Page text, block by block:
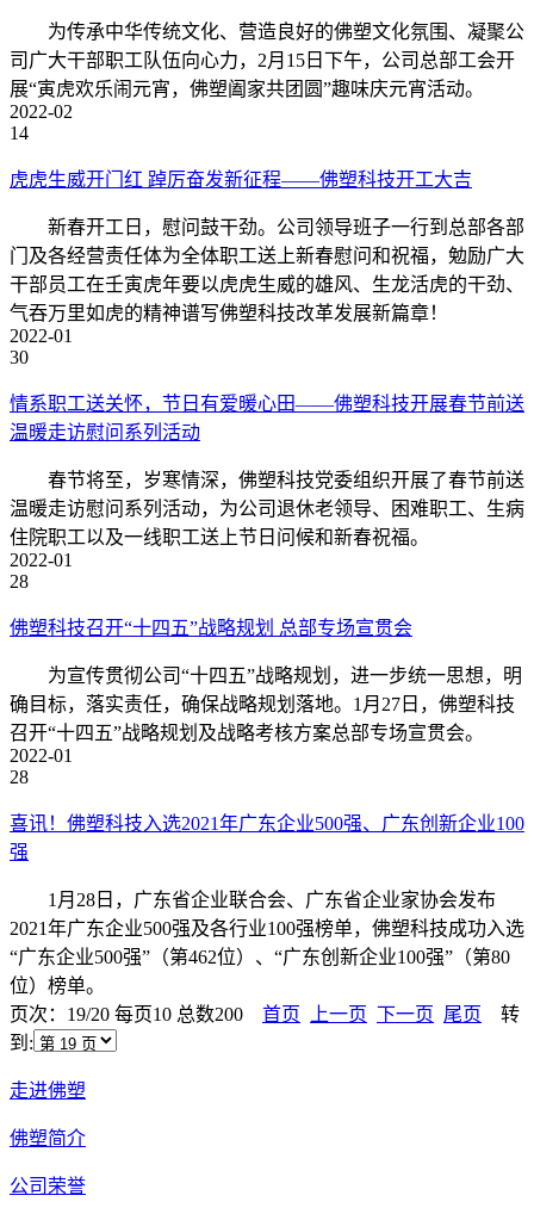
为传承中华传统文化、营造良好的佛塑文化氛围、凝聚公
司广大干部职工队伍向心力，2月15日下午，公司总部工会开
展“寅虎欢乐闹元宵，佛塑阖家共团圆”趣味庆元宵活动。
2022-02
14
虎虎生威开门红 踔厉奋发新征程——佛塑科技开工大吉
新春开工日，慰问鼓干劲。公司领导班子一行到总部各部
门及各经营责任体为全体职工送上新春慰问和祝福，勉励广大
干部员工在壬寅虎年要以虎虎生威的雄风、生龙活虎的干劲、
气吞万里如虎的精神谱写佛塑科技改革发展新篇章！
2022-01
30
情系职工送关怀，节日有爱暖心田——佛塑科技开展春节前送
温暖走访慰问系列活动
春节将至，岁寒情深，佛塑科技党委组织开展了春节前送
温暖走访慰问系列活动，为公司退休老领导、困难职工、生病
住院职工以及一线职工送上节日问候和新春祝福。
2022-01
28
佛塑科技召开“十四五”战略规划 总部专场宣贯会
为宣传贯彻公司“十四五”战略规划，进一步统一思想，明
确目标，落实责任，确保战略规划落地。1月27日，佛塑科技
召开“十四五”战略规划及战略考核方案总部专场宣贯会。
2022-01
28
喜讯！佛塑科技入选2021年广东企业500强、广东创新企业100
强
1月28日，广东省企业联合会、广东省企业家协会发布
2021年广东企业500强及各行业100强榜单，佛塑科技成功入选
“广东企业500强”（第462位）、“广东创新企业100强”（第80
位）榜单。
页次：19/20 每页10 总数200 首页 上一页 下一页 尾页 转
到:
走进佛塑
佛塑简介
公司荣誉